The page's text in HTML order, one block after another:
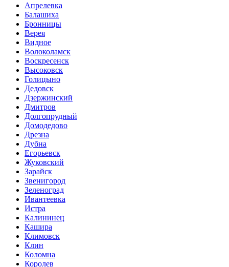
Апрелевка
Балашиха
Бронницы
Верея
Видное
Волоколамск
Воскресенск
Высоковск
Голицыно
Дедовск
Дзержинский
Дмитров
Долгопрудный
Домодедово
Дрезна
Дубна
Егорьевск
Жуковский
Зарайск
Звенигород
Зеленоград
Ивантеевка
Истра
Калининец
Кашира
Климовск
Клин
Коломна
Королев